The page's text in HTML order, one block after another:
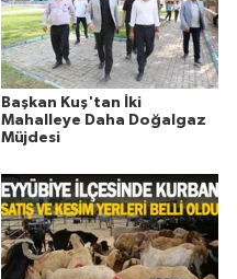
Başkan Kuş'tan İki
Mahalleye Daha Doğalgaz
Müjdesi